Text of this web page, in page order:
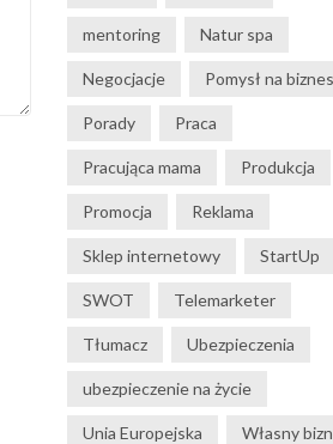
mentoring Natur spa
Negocjacje Pomysł na biznes
Porady Praca
Pracująca mama Produkcja
Promocja Reklama
Sklep internetowy StartUp
SWOT Telemarketer
Tłumacz Ubezpieczenia
ubezpieczenie na życie
Unia Europejska Własny